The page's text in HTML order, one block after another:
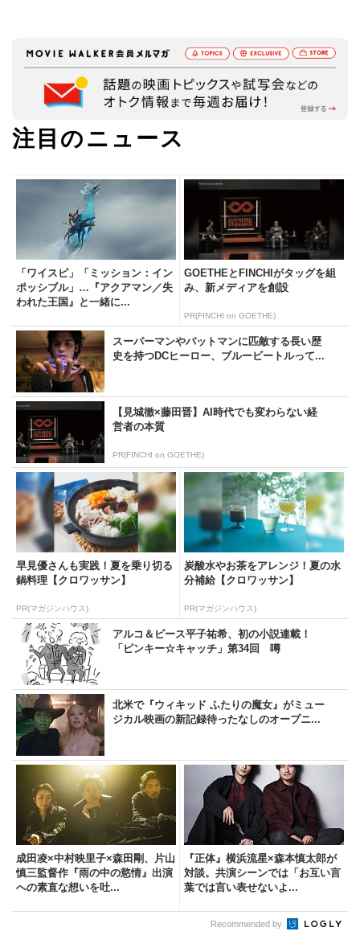
注目のニュース
「ワイスピ」「ミッション：イン
ポッシブル」…『アクアマン／失
われた王国』と一緒に...
GOETHEとFINCHIがタッグを組
み、新メディアを創設
PR(FINCHI on GOETHE)
スーパーマンやバットマンに匹敵する長い歴
史を持つDCヒーロー、ブルービートルって...
【見城徹×藤田晋】AI時代でも変わらない経
営者の本質
PR(FINCHI on GOETHE)
早見優さんも実践！夏を乗り切る
鍋料理【クロワッサン】
PR(マガジンハウス)
炭酸水やお茶をアレンジ！夏の水
分補給【クロワッサン】
PR(マガジンハウス)
アルコ＆ピース平子祐希、初の小説連載！
「ピンキー☆キャッチ」第34回 噂
北米で『ウィキッド ふたりの魔女』がミュー
ジカル映画の新記録待ったなしのオープニ...
成田凌×中村映里子×森田剛、片山
慎三監督作『雨の中の慾情』出演
への素直な想いを吐...
『正体』横浜流星×森本慎太郎が
対談。共演シーンでは「お互い言
葉では言い表せないよ...
Recommended by